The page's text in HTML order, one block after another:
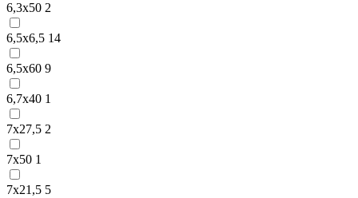
6,3х50 2
6,5х6,5 14
6,5х60 9
6,7х40 1
7х27,5 2
7х50 1
7х21,5 5